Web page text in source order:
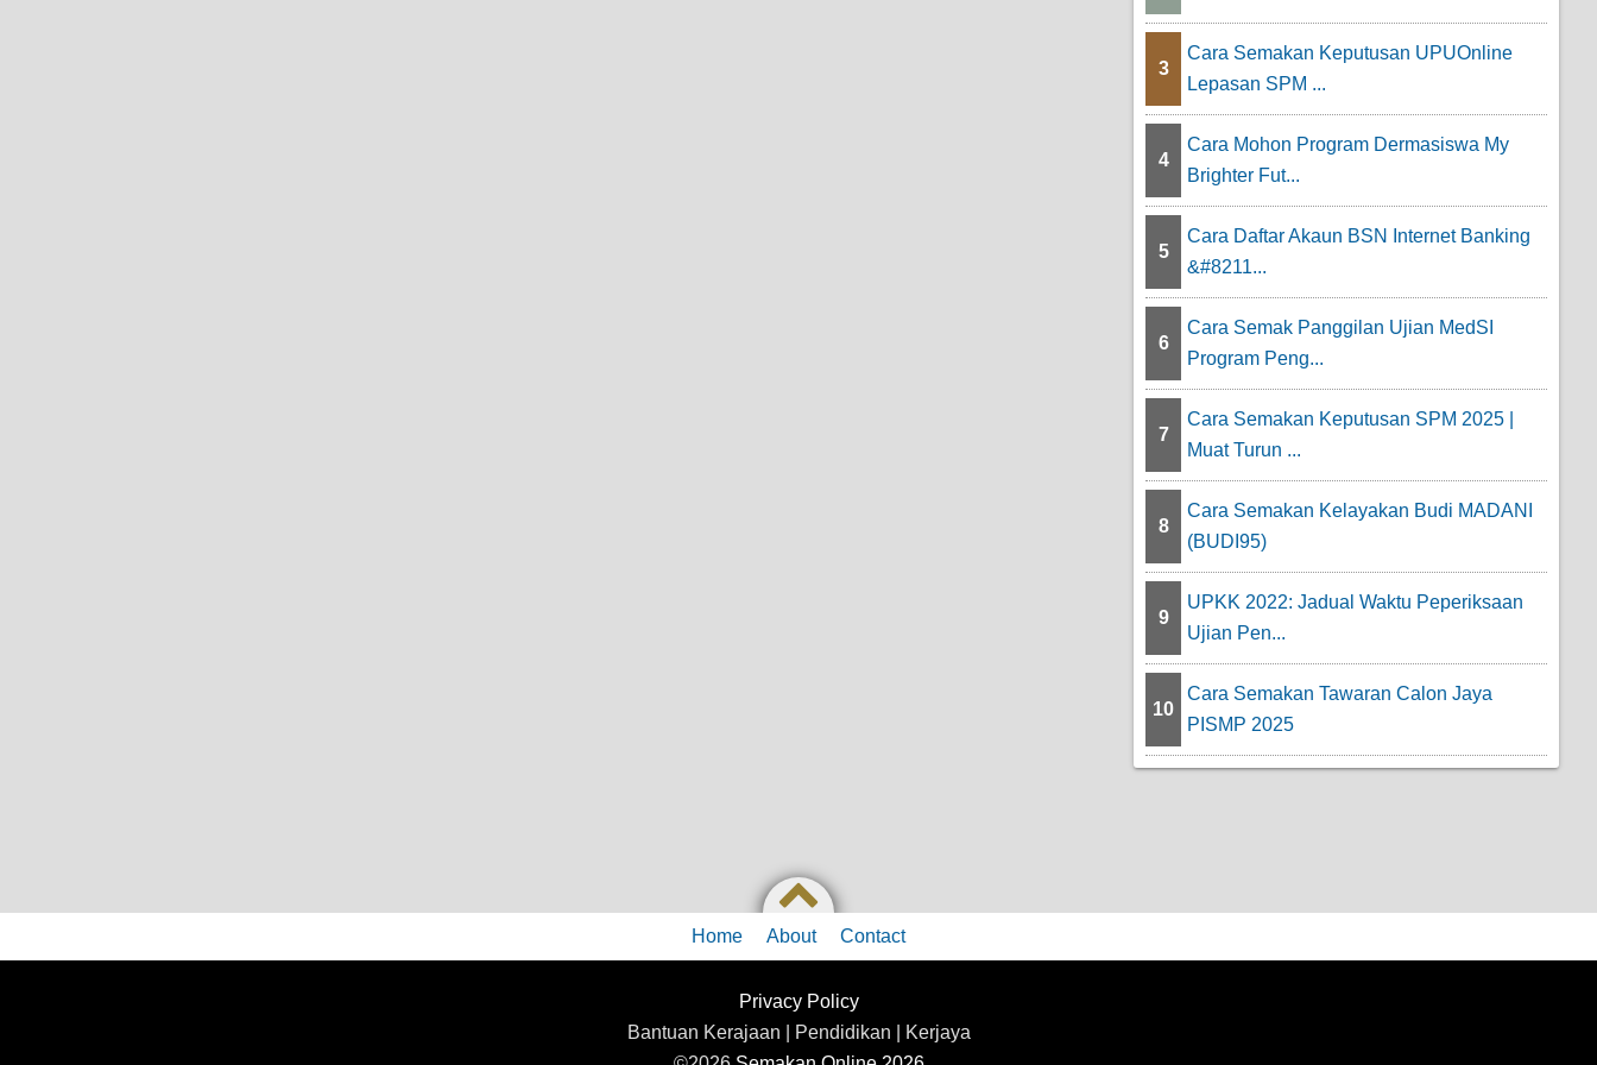
3
Cara Semakan Keputusan UPUOnline
Lepasan SPM ...
4
Cara Mohon Program Dermasiswa My
Brighter Fut...
5
Cara Daftar Akaun BSN Internet Banking
&#8211...
6
Cara Semak Panggilan Ujian MedSI
Program Peng...
7
Cara Semakan Keputusan SPM 2025 |
Muat Turun ...
8
Cara Semakan Kelayakan Budi MADANI
(BUDI95)
9
UPKK 2022: Jadual Waktu Peperiksaan
Ujian Pen...
10
Cara Semakan Tawaran Calon Jaya
PISMP 2025
Home About Contact
Privacy Policy
Bantuan Kerajaan | Pendidikan | Kerjaya